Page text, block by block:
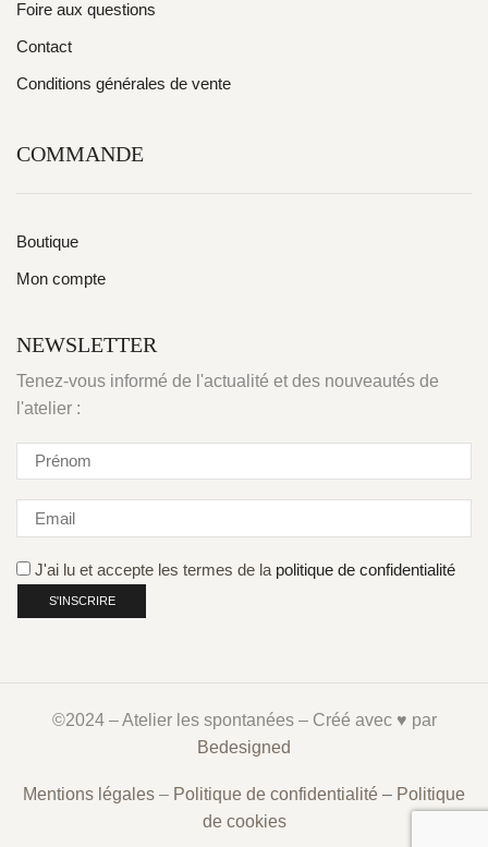
Foire aux questions
Contact
Conditions générales de vente
COMMANDE
Boutique
Mon compte
NEWSLETTER
Tenez-vous informé de l'actualité et des nouveautés de
l'atelier :
J'ai lu et accepte les termes de la politique de confidentialité
©2024 – Atelier les spontanées – Créé avec ♥︎ par
Bedesigned
Mentions légales – Politique de confidentialité – Politique
de cookies